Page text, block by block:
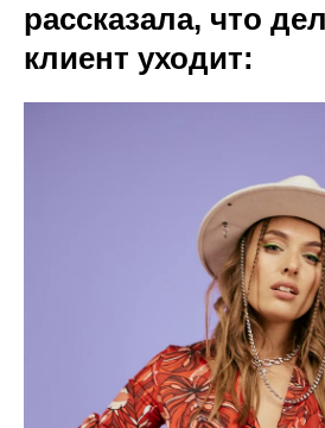
рассказала, что
клиент уходит: